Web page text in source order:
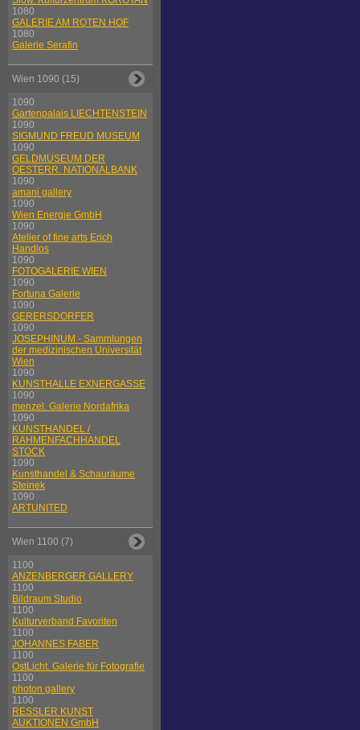
1080
GALERIE AM ROTEN HOF
1080
Galerie Serafin
Wien 1090 (15)
1090
Gartenpalais LIECHTENSTEIN
1090
SIGMUND FREUD MUSEUM
1090
GELDMUSEUM DER
OESTERR. NATIONALBANK
1090
amani gallery
1090
Wien Energie GmbH
1090
Atelier of fine arts Erich
Handlos
1090
FOTOGALERIE WIEN
1090
Fortuna Galerie
1090
GERERSDORFER
1090
JOSEPHINUM - Sammlungen
der medizinischen Universität
Wien
1090
KUNSTHALLE EXNERGASSE
1090
menzel. Galerie Nordafrika
1090
KUNSTHANDEL /
RAHMENFACHHANDEL
STOCK
1090
Kunsthandel & Schauräume
Steinek
1090
ARTUNITED
Wien 1100 (7)
1100
ANZENBERGER GALLERY
1100
Bildraum Studio
1100
Kulturverband Favoriten
1100
JOHANNES FABER
1100
OstLicht. Galerie für Fotografie
1100
photon gallery
1100
RESSLER KUNST
AUKTIONEN GmbH